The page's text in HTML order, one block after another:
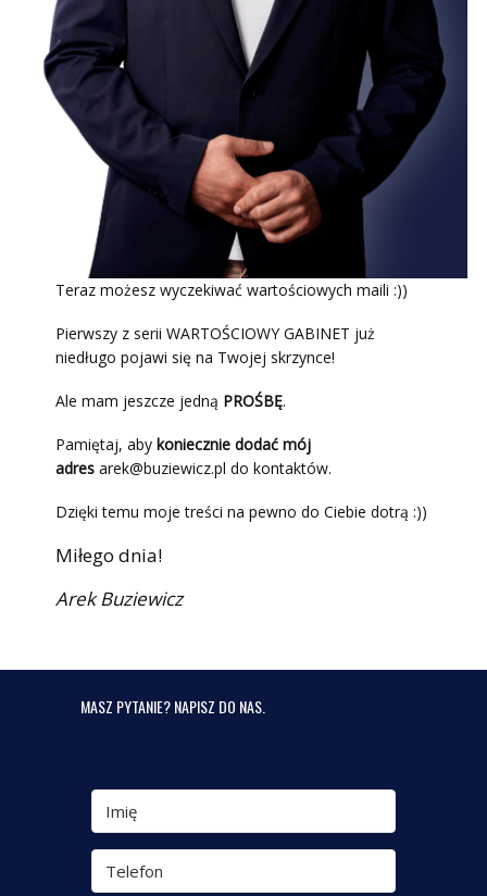
Teraz możesz wyczekiwać wartościowych maili :))
Pierwszy z serii WARTOŚCIOWY GABINET już
niedługo pojawi się na Twojej skrzynce!
Ale mam jeszcze jedną PROŚBĘ.
Pamiętaj, aby koniecznie dodać mój
adresarek@buziewicz.pl do kontaktów.
Dzięki temu moje treści na pewno do Ciebie dotrą :))
Miłego dnia!
Arek Buziewicz
MASZ PYTANIE? NAPISZ DO NAS.